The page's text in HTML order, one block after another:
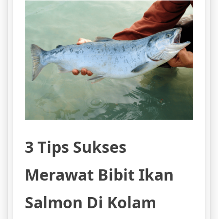
3 Tips Sukses
Merawat Bibit Ikan
Salmon Di Kolam